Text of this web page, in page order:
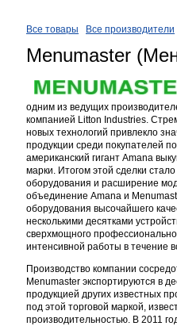
Все товары Все производители
Menumaster
одним из ведущих
компанией Litton Industries.
новых технологий привлекло
продукции среди покупателей
американский гигант Amana
марки. Итогом этой сделки
оборудования и расширение
объединение Amana и
оборудования высочайшего
несколькими десятками
сверхмощного
интенсивной работы в течение
Производство компании
Menumaster экспортируются в
продукцией других известных
под этой торговой маркой,
производительностью. В 2011